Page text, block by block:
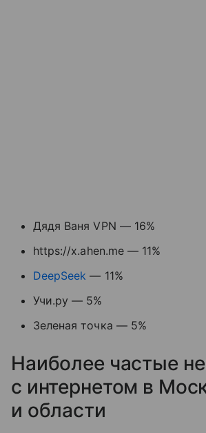
Дядя Ваня VPN — 16%
https://x.ahen.me — 11%
DeepSeek — 11%
Учи.ру — 5%
Зеленая точка — 5%
Наиболее частые
с интернетом в
и области